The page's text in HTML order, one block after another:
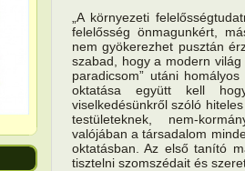
„A környezeti
felelősség önmagunkért,
nem gyökerezhet pusztán
szabad, hogy a modern
paradicsom” utáni
oktatása együtt kell
viselkedésünkről szóló
testületeknek, nem-
valójában a társadalom
oktatásban. Az első tanító
tisztelni szomszédait és